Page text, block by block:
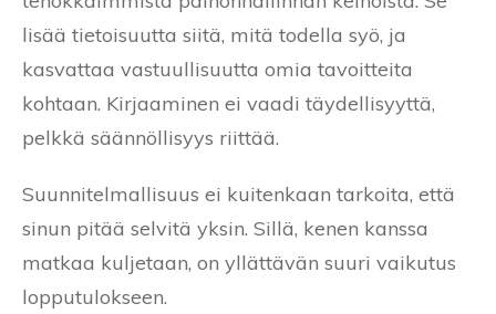
lisää tietoisuutta siitä, mitä todella syö, ja
kasvattaa vastuullisuutta omia tavoitteita
kohtaan. Kirjaaminen ei vaadi täydellisyyttä,
pelkkä säännöllisyys riittää.
Suunnitelmallisuus ei kuitenkaan tarkoita, että
sinun pitää selvitä yksin. Sillä, kenen kanssa
matkaa kuljetaan, on yllättävän suuri vaikutus
lopputulokseen.